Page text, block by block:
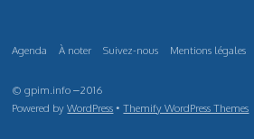
Agenda À noter Suivez-nous Mentions légales
© gpim.info –2016
Powered byWordPress •Themify WordPress Themes